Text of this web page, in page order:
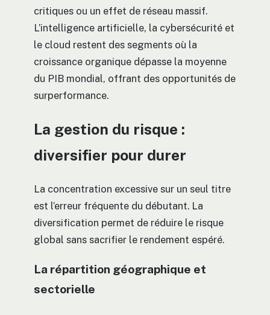
critiques ou un effet de réseau massif.
L’intelligence artificielle, la cybersécurité et
le cloud restent des segments où la
croissance organique dépasse la moyenne
du PIB mondial, offrant des opportunités de
surperformance.
La gestion du risque :
diversifier pour durer
La concentration excessive sur un seul titre
est l’erreur fréquente du débutant. La
diversification permet de réduire le risque
global sans sacrifier le rendement espéré.
La répartition géographique et
sectorielle